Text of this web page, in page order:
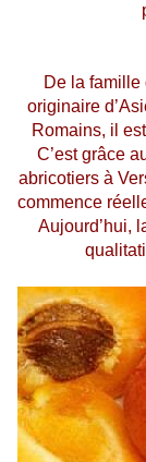
De la famille
originaire
Romains, il
C’est grâce
abricotiers à
commence
Aujourd’hui,